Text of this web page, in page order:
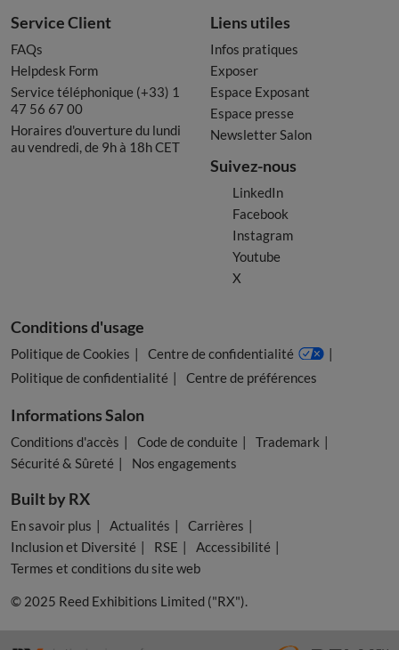
Service Client
FAQs
Helpdesk Form
Service téléphonique (+33) 1
47 56 67 00
Horaires d'ouverture du lundi
au vendredi, de 9h à 18h CET
Liens utiles
Infos pratiques
Exposer
Espace Exposant
Espace presse
Newsletter Salon
Suivez-nous
LinkedIn
Facebook
Instagram
Youtube
X
Conditions d'usage
Politique de Cookies
Centre de confidentialité
Politique de confidentialité
Centre de préférences
Informations Salon
Conditions d'accès Code de conduite
Trademark
Sécurité & Sûreté
Nos engagements
Built by RX
En savoir plus Actualités
Carrières
Inclusion et Diversité
RSE
Accessibilité
Termes et conditions du site web
© 2025 Reed Exhibitions Limited ("RX").